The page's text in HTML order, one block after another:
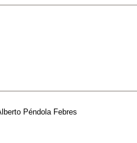
Péndola Febres